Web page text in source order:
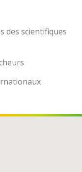
des scientifiques